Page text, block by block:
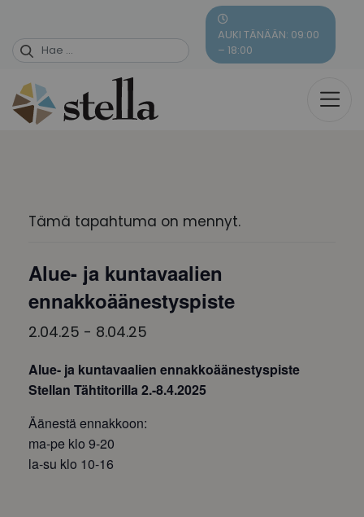
content
AUKI TÄNÄÄN: 09:00
– 18:00
Tämä tapahtuma on mennyt.
Alue- ja kuntavaalien
ennakkoäänestyspiste
2.04.25 - 8.04.25
Alue- ja kuntavaalien ennakkoäänestyspiste
Stellan Tähtitorilla 2.-8.4.2025
Äänestä ennakkoon:
ma-pe klo 9-20
la-su klo 10-16